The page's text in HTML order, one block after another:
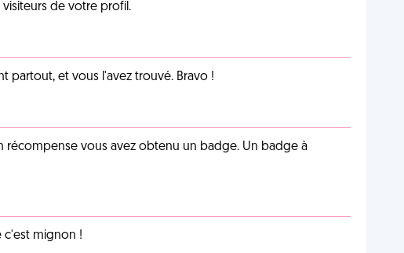
de votre profil.
partout, et vous l'avez trouvé. Bravo !
récompense vous avez obtenu un badge. Un badge à
c'est mignon !